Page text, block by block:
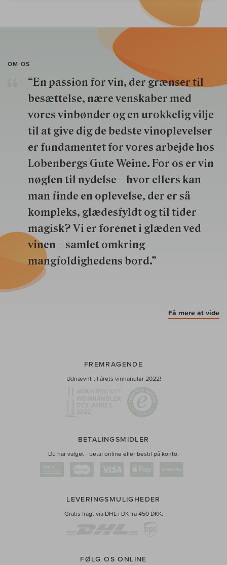
OM OS
“En passion for vin, der grænser til
besættelse, nære venskaber med
vores vinbønder og en urokkelig vilje
til at give dig de bedste vinoplevelser
er fundamentet for vores arbejde hos
Lobenbergs Gute Weine. For os er vin
nøglen til nydelse – hvor ellers kan
man finde en oplevelse, der er så
kompleks, glædesfyldt og til tider
magisk? Vi er forenet i glæden ved
vinen – samlet omkring
mangfoldighedens bord.”
Få mere at vide
FREMRAGENDE
Udnævnt til årets vinhandler 2022!
BETALINGSMIDLER
Du har valget - betal online eller bestil på konto.
LEVERINGSMULIGHEDER
Gratis fragt via DHL i DK fra 450 DKK.
FØLG OS ONLINE